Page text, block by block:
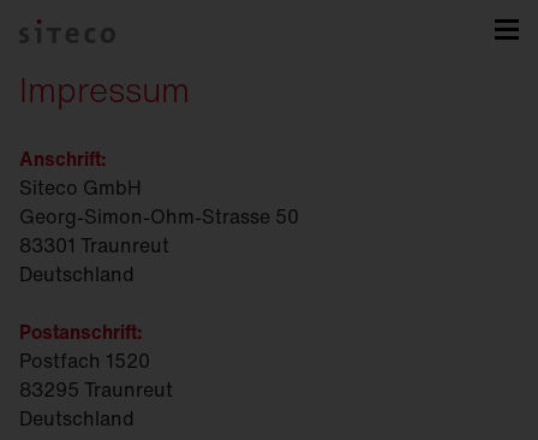
Impressum
Anschrift:
Siteco GmbH
Georg-Simon-Ohm-Strasse 50
83301 Traunreut
Deutschland
Postanschrift:
Postfach 1520
83295 Traunreut
Deutschland